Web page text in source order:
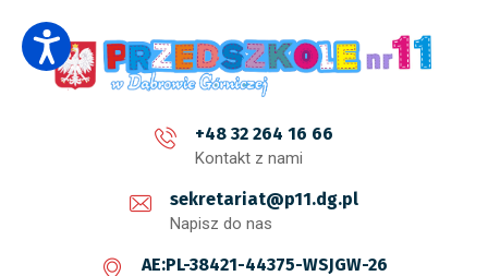
+48 32 264 16 66
Kontakt z nami
sekretariat@p11.dg.pl
Napisz do nas
AE:PL-38421-44375-WSJGW-26